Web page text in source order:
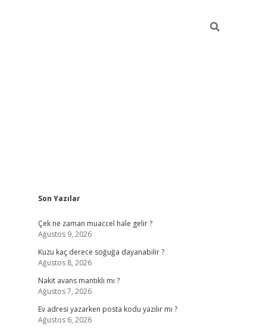
Sidebar
Son Yazılar
Çek ne zaman muaccel hale gelir ?
Ağustos 9, 2026
Kuzu kaç derece soğuğa dayanabilir ?
Ağustos 8, 2026
Nakit avans mantıklı mı ?
Ağustos 7, 2026
Ev adresi yazarken posta kodu yazılır mı ?
Ağustos 6, 2026